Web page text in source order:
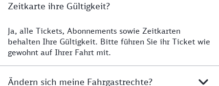
Zeitkarte ihre Gültigkeit?
Details zur Zeitkarte
Ja, alle Tickets, Abonnements sowie Zeitkarten
behalten Ihre Gültigkeit. Bitte führen Sie ihr Ticket wie
gewohnt auf Ihrer Fahrt mit.
Ändern sich meine Fahrgastrechte?